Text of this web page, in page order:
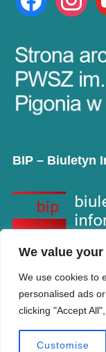
We value
We use cookies to
personalised ads
clicking "Accept
Customise
BIP – Biuletyn
Copyright ©